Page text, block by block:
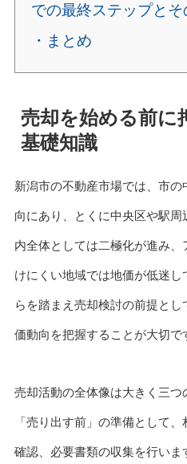
での最終ステップとそ
・まとめ
売却を始める前に
基礎知識
新潟市の不動産市場では、市
向にあり、とくに中央区や駅
内全体としては二極化が進み
けにくい地域では地価が低迷
らを踏まえ売却検討の前提と
価動向を把握することが大切で
売却活動の全体像は大きく三
「売り出す前」の準備として
確認、必要書類の収集を行い